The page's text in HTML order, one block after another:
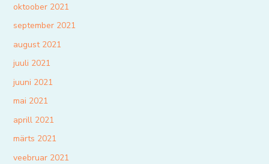
oktoober 2021
september 2021
august 2021
juuli 2021
juuni 2021
mai 2021
aprill 2021
märts 2021
veebruar 2021